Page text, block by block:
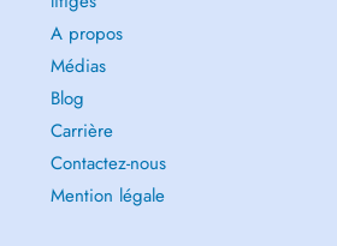
A propos
Médias
Blog
Carrière
Contactez-nous
Mention légale